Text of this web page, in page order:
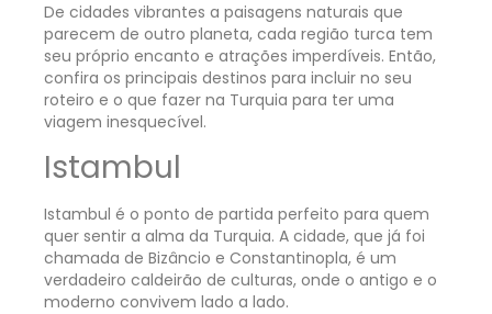
De cidades vibrantes a paisagens naturais que
parecem de outro planeta, cada região turca tem
seu próprio encanto e atrações imperdíveis. Então,
confira os principais destinos para incluir no seu
roteiro e o que fazer na Turquia para ter uma
viagem inesquecível.
Istambul
Istambul é o ponto de partida perfeito para quem
quer sentir a alma da Turquia. A cidade, que já foi
chamada de Bizâncio e Constantinopla, é um
verdadeiro caldeirão de culturas, onde o antigo e o
moderno convivem lado a lado.